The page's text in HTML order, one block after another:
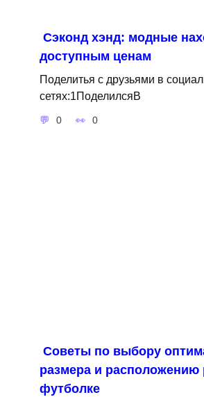
Сэконд хэнд: модные
доступным ценам
Поделитья с друзьями в
сетях:1ПоделилсяВ
0 0
Советы по выбору
размера и расположению
футболке